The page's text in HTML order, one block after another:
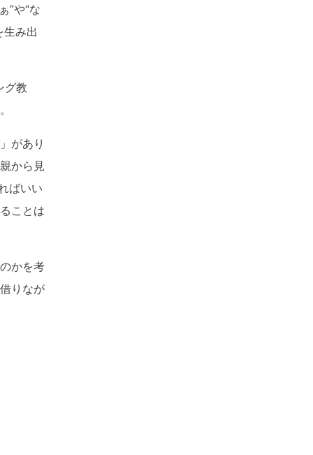
”や“な
生み出
グ教
があり
から見
ばいい
ことは
かを考
りなが